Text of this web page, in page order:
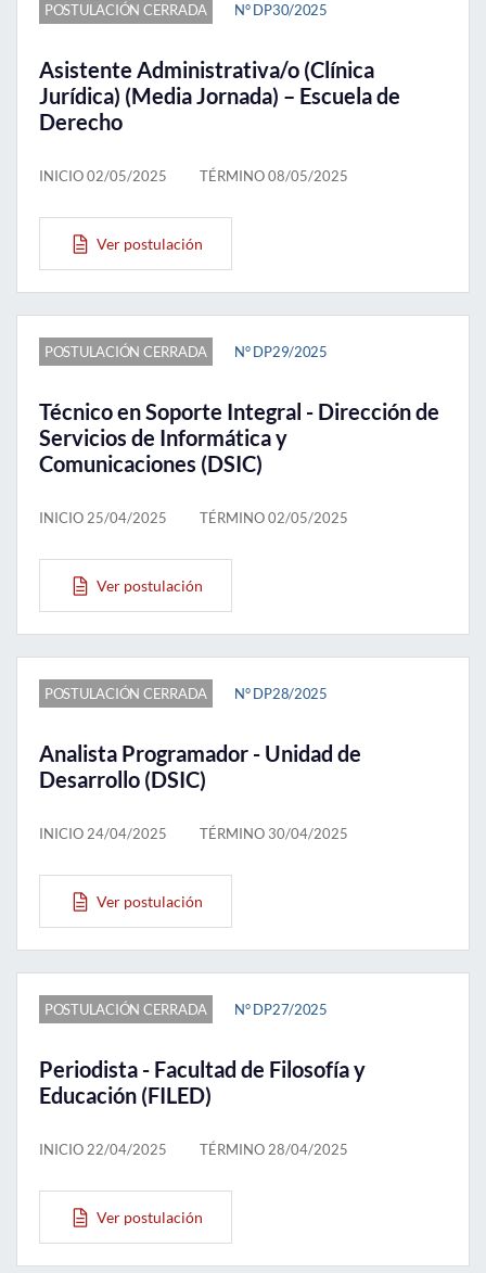
POSTULACIÓN CERRADA N° DP30/2025
Asistente Administrativa/o (Clínica
Jurídica) (Media Jornada) – Escuela de
Derecho
INICIO 02/05/2025 TÉRMINO 08/05/2025
Ver postulación
POSTULACIÓN CERRADA N° DP29/2025
Técnico en Soporte Integral - Dirección de
Servicios de Informática y
Comunicaciones (DSIC)
INICIO 25/04/2025 TÉRMINO 02/05/2025
Ver postulación
POSTULACIÓN CERRADA N° DP28/2025
Analista Programador - Unidad de
Desarrollo (DSIC)
INICIO 24/04/2025 TÉRMINO 30/04/2025
Ver postulación
POSTULACIÓN CERRADA N° DP27/2025
Periodista - Facultad de Filosofía y
Educación (FILED)
INICIO 22/04/2025 TÉRMINO 28/04/2025
Ver postulación